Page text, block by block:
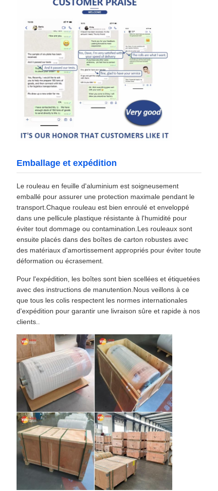
Emballage et expédition
Le rouleau en feuille d'aluminium est soigneusement
emballé pour assurer une protection maximale pendant le
transport.Chaque rouleau est bien enroulé et enveloppé
dans une pellicule plastique résistante à l'humidité pour
éviter tout dommage ou contamination.Les rouleaux sont
ensuite placés dans des boîtes de carton robustes avec
des matériaux d'amortissement appropriés pour éviter toute
déformation ou écrasement.
Pour l'expédition, les boîtes sont bien scellées et étiquetées
avec des instructions de manutention.Nous veillons à ce
que tous les colis respectent les normes internationales
d'expédition pour garantir une livraison sûre et rapide à nos
clients..